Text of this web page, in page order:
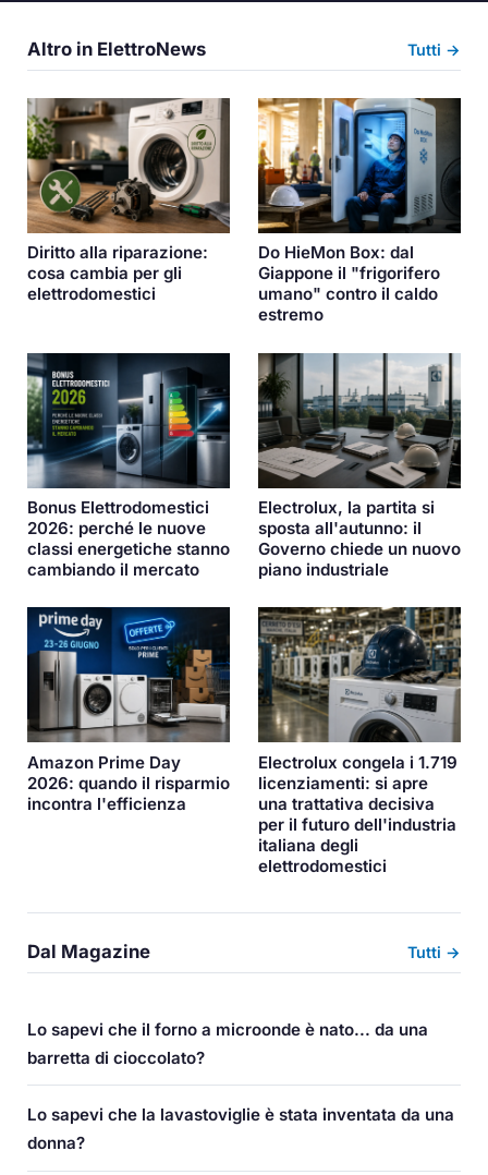
Altro in ElettroNews Tutti →
Diritto alla riparazione:
cosa cambia per gli
elettrodomestici
Do HieMon Box: dal
Giappone il "frigorifero
umano" contro il caldo
estremo
Bonus Elettrodomestici
2026: perché le nuove
classi energetiche stanno
cambiando il mercato
Electrolux, la partita si
sposta all'autunno: il
Governo chiede un nuovo
piano industriale
Amazon Prime Day
2026: quando il risparmio
incontra l'efficienza
Electrolux congela i 1.719
licenziamenti: si apre
una trattativa decisiva
per il futuro dell'industria
italiana degli
elettrodomestici
Dal Magazine Tutti →
Lo sapevi che il forno a microonde è nato... da una
barretta di cioccolato?
Lo sapevi che la lavastoviglie è stata inventata da una
donna?